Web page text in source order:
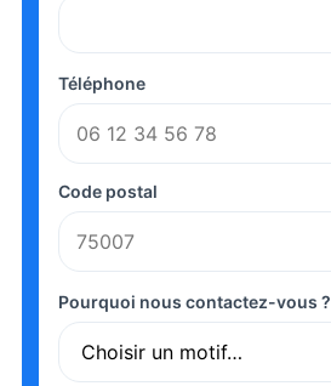
Téléphone
Code postal
Pourquoi nous contactez-vous ?